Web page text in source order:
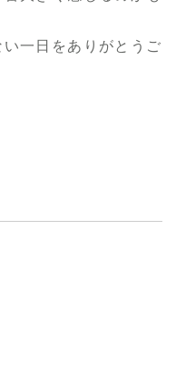
一日をありがとうご